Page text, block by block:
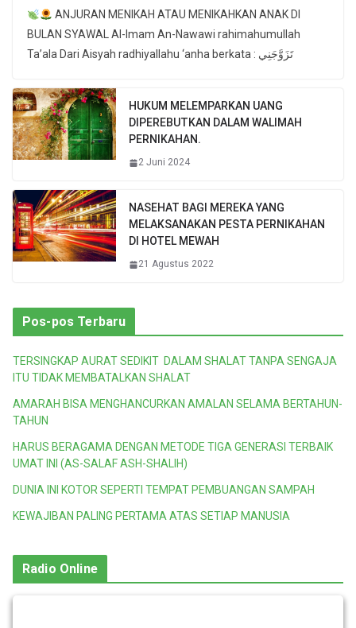
ANJURAN MENIKAH ATAU MENIKAHKAN ANAK DI
BULAN SYAWAL Al-Imam An-Nawawi rahimahumullah
Ta’ala Dari Aisyah radhiyallahu ‘anha berkata : تَزَوَّجَنِي
HUKUM MELEMPARKAN UANG
DIPEREBUTKAN DALAM WALIMAH
PERNIKAHAN.
2 Juni 2024
NASEHAT BAGI MEREKA YANG
MELAKSANAKAN PESTA PERNIKAHAN
DI HOTEL MEWAH
21 Agustus 2022
Pos-pos Terbaru
TERSINGKAP AURAT SEDIKIT DALAM SHALAT TANPA SENGAJA
ITU TIDAK MEMBATALKAN SHALAT
AMARAH BISA MENGHANCURKAN AMALAN SELAMA BERTAHUN-
TAHUN
HARUS BERAGAMA DENGAN METODE TIGA GENERASI TERBAIK
UMAT INI (AS-SALAF ASH-SHALIH)
DUNIA INI KOTOR SEPERTI TEMPAT PEMBUANGAN SAMPAH
KEWAJIBAN PALING PERTAMA ATAS SETIAP MANUSIA
Radio Online